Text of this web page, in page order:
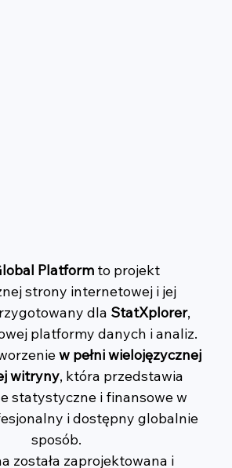
Platform to projekt
strony internetowej i jej
dla StatXplorer,
platformy danych i analiz.
w pełni wielojęzycznej
witryny, która przedstawia
statystyczne i finansowe w
i dostępny globalnie
sposób.
została zaprojektowana i